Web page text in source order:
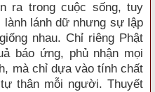
ra trong cuộc sống, tuy
lánh dữ nhưng sự lập
nhau. Chỉ riêng Phật
báo ứng, phủ nhận mọi
mà chỉ dựa vào tính chất
thân mỗi người. Thuyết